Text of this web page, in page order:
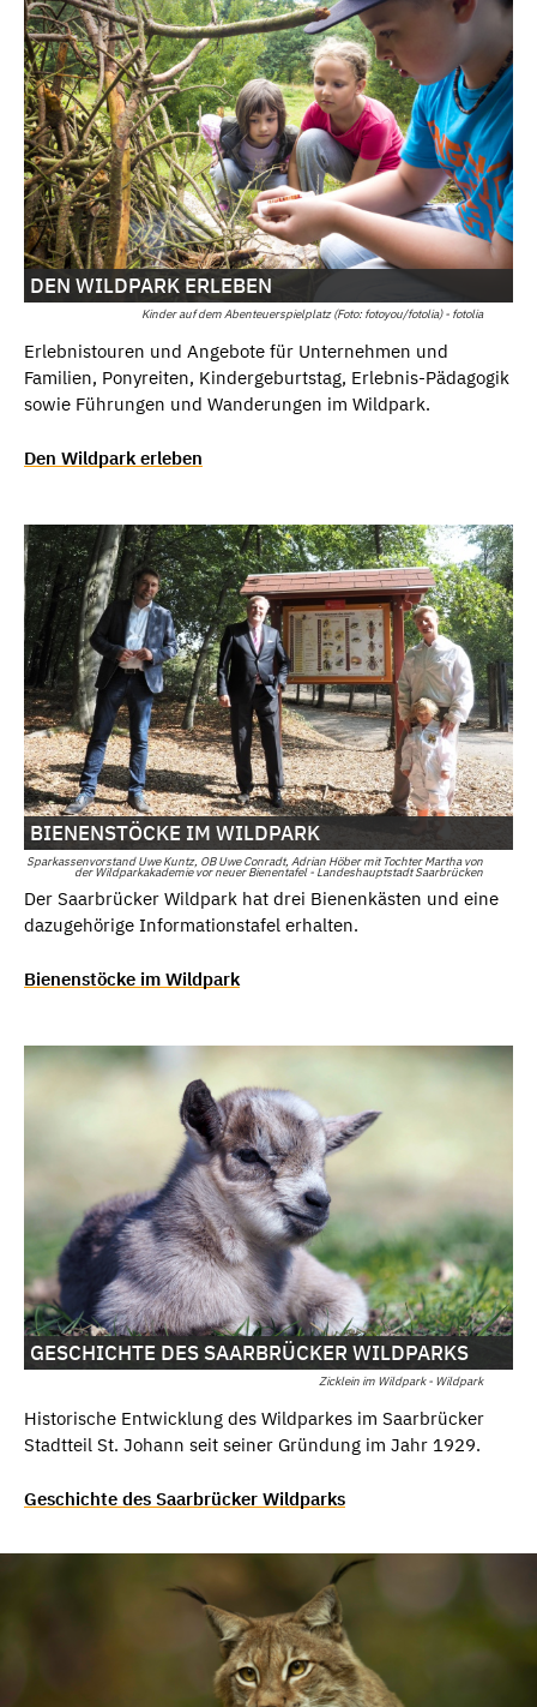
Kinder auf dem Abenteuerspielplatz (Foto: fotoyou/fotolia) - fotolia
DEN WILDPARK ERLEBEN
Erlebnistouren und Angebote für Unternehmen und
Familien, Ponyreiten, Kindergeburtstag, Erlebnis-Pädagogik
sowie Führungen und Wanderungen im Wildpark.
Den Wildpark erleben
Sparkassenvorstand Uwe Kuntz, OB Uwe Conradt, Adrian Höber mit Tochter Martha von
der Wildparkakademie vor neuer Bienentafel - Landeshauptstadt Saarbrücken
BIENENSTÖCKE IM WILDPARK
Der Saarbrücker Wildpark hat drei Bienenkästen und eine
dazugehörige Informationstafel erhalten.
Bienenstöcke im Wildpark
Zicklein im Wildpark - Wildpark
GESCHICHTE DES SAARBRÜCKER WILDPARKS
Historische Entwicklung des Wildparkes im Saarbrücker
Stadtteil St. Johann seit seiner Gründung im Jahr 1929.
Geschichte des Saarbrücker Wildparks